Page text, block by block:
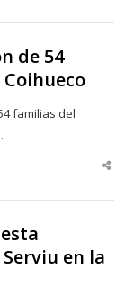
de 54
familias del
en la